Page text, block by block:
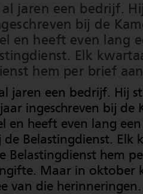
jaren een bedrijf.
bij de
en heeft even lang
Elk
hem per brief
jaren een bedrijf. Hij
ingeschreven bij de
en heeft even lang
Belastingdienst. Elk
Belastingdienst hem
Maar in oktober
van die herinneringen.